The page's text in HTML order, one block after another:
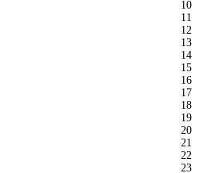
10
11
12
13
14
15
16
17
18
19
20
21
22
23